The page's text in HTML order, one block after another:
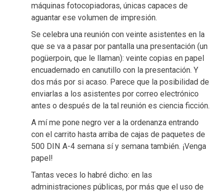
máquinas fotocopiadoras, únicas capaces de
aguantar ese volumen de impresión.
Se celebra una reunión con veinte asistentes en la
que se va a pasar por pantalla una presentación (un
pogüerpoin, que le llaman): veinte copias en papel
encuadernado en canutillo con la presentación. Y
dos más por si acaso. Parece que la posibilidad de
enviarlas a los asistentes por correo electrónico
antes o después de la tal reunión es ciencia ficción.
A mí me pone negro ver a la ordenanza entrando
con el carrito hasta arriba de cajas de paquetes de
500 DIN A-4 semana sí y semana también. ¡Venga
papel!
Tantas veces lo habré dicho: en las
administraciones públicas, por más que el uso de